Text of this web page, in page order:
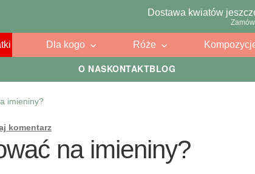
O NASKONTAKTBLOG
Dostawa kwiatów
Dla kogo Róże
imieniny?
komentarz
na imieniny?